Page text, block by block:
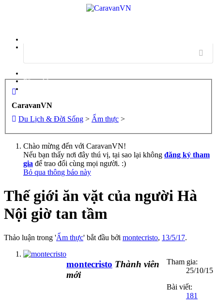
Đăng nhập
CaravanVN
Du Lịch & Đời Sống > Ẩm thực >
Chào mừng đến với CaravanVN!
Nếu bạn thấy nơi đây thú vị, tại sao lại không đăng ký tham
gia để trao đổi cùng mọi người. :)
Bỏ qua thông báo này
Thế giới ăn vặt của người Hà
Nội giờ tan tầm
Thảo luận trong 'Ẩm thực' bắt đầu bởi montecristo, 13/5/17.
montecristo Thành viên
mới
Tham gia:
25/10/15
Bài viết:
181